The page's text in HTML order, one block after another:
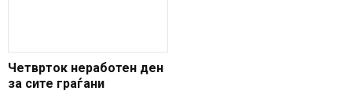
Четврток неработен ден
за сите граѓани